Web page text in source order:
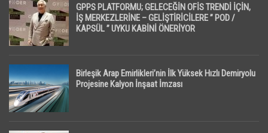
GPPS PLATFORMU; GELECEĞİN OFİS TRENDİ İÇİN,
İŞ MERKEZLERİNE – GELİŞTİRİCİLERE ” POD /
KAPSÜL ” UYKU KABİNİ ÖNERİYOR
Birleşik Arap Emirlikleri’nin İlk Yüksek Hızlı Demiryolu
Projesine Kalyon İnşaat İmzası